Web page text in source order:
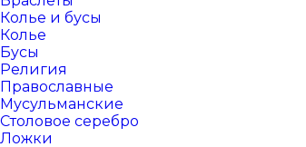
Колье и бусы
Колье
Бусы
Религия
Православные
Мусульманские
Столовое серебро
Ложки